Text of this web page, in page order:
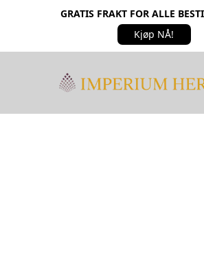
GRATIS FRAKT FOR ALLE
Kjøp NÅ!